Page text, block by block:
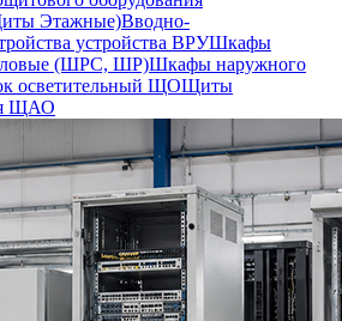
Этажные)Вводно-
устройства ВРУШкафы
(ШРС, ШР)Шкафы наружного
осветительный ЩОЩиты
ЩАО